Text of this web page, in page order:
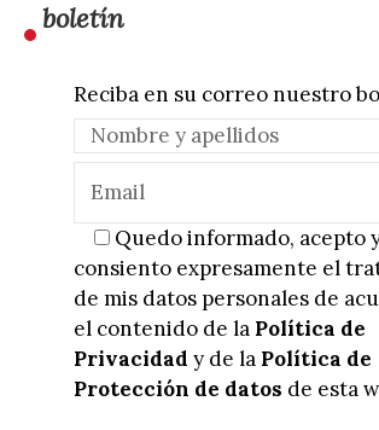
boletín
Reciba en su correo nuestro
Quedo informado, acepto
consiento expresamente el
de mis datos personales de
el contenido de la Política de
Privacidad y de la Política de
Protección de datos de esta